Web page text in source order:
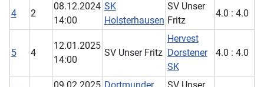
4 2
08.12.2024
14:00
SK
Holsterhausen
SV Unser
Fritz
4.0 : 4.0
5 4
12.01.2025
14:00
SV Unser Fritz
Hervest
Dorstener
SK
4.0 : 4.0